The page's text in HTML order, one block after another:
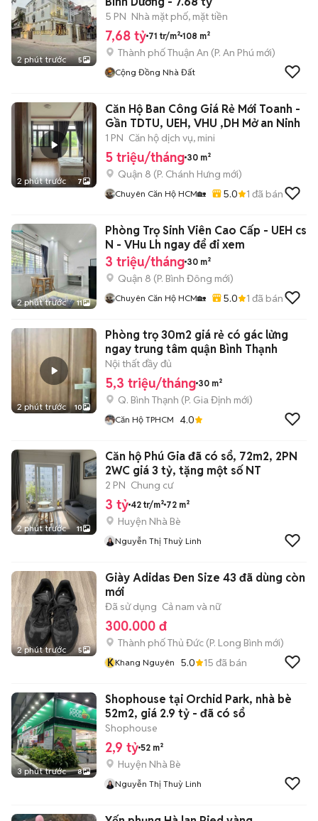
2 phút trước 5
5 PN Nhà mặt phố, mặt tiền
7,68 tỷ 71 tr/m² 108 m²
Thành phố Thuận An (P. An Phú mới)
Cộng Đồng Nhà Đất
2 phút trước 7
Căn Hộ Ban Công Giá Rẻ Mới Toanh -
Gần TDTU, UEH, VHU ,DH Mở an Ninh
1 PN Căn hộ dịch vụ, mini
5 triệu/tháng 30 m²
Quận 8 (P. Chánh Hưng mới)
Chuyên Căn Hộ HCM🏡 5.0 1 đã bán
2 phút trước 11
Phòng Trọ Sinh Viên Cao Cấp - UEH cs
N - VHu Lh ngay để đi xem
3 triệu/tháng 30 m²
Quận 8 (P. Bình Đông mới)
Chuyên Căn Hộ HCM🏡 5.0 1 đã bán
2 phút trước 10
Phòng trọ 30m2 giá rẻ có gác lửng
ngay trung tâm quận Bình Thạnh
Nội thất đầy đủ
5,3 triệu/tháng 30 m²
Q. Bình Thạnh (P. Gia Định mới)
Căn Hộ TPHCM 4.0
2 phút trước 11
Căn hộ Phú Gia đã có sổ, 72m2, 2PN
2WC giá 3 tỷ, tặng một số NT
2 PN Chung cư
3 tỷ 42 tr/m² 72 m²
Huyện Nhà Bè
Nguyễn Thị Thuỳ Linh
2 phút trước 5
Giày Adidas Đen Size 43 đã dùng còn
mới
Đã sử dụng Cả nam và nữ
300.000 đ
Thành phố Thủ Đức (P. Long Bình mới)
KKhang Nguyên 5.0 15 đã bán
3 phút trước 8
Shophouse tại Orchid Park, nhà bè
52m2, giá 2.9 tỷ - đã có sổ
Shophouse
2,9 tỷ 52 m²
Huyện Nhà Bè
Nguyễn Thị Thuỳ Linh